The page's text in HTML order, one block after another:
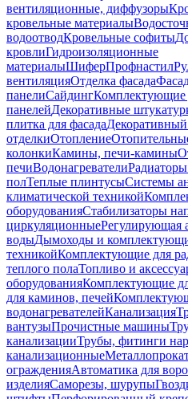
вентиляционные, диффузоры
кровельные материалы
водоотводКровельные софиты
кровлиГидроизоляционные
материалыШиферПрофнастил
вентиляцияОтделка фасада
панелиСайдингКомплектующие
панелейДекоративные
плитка для фасада
отделкиОтопление
колонкиКамины, печи-камины
печиВодонагреватели
полТеплые плинтусыСистемы
климатической техникой
оборудованияСтабилизаторы
циркуляционныеРегулирующая
водыДымоходы и
техникойКомплектующие для
теплого полаТопливо и
оборудованияКомплектующие
для каминов, печей
водонагревателейКанализация
вантузыПрочистные машины
канализацииТрубы, фитинги
канализационные
огражденияАвтоматика для
изделияСаморезы, шурупы